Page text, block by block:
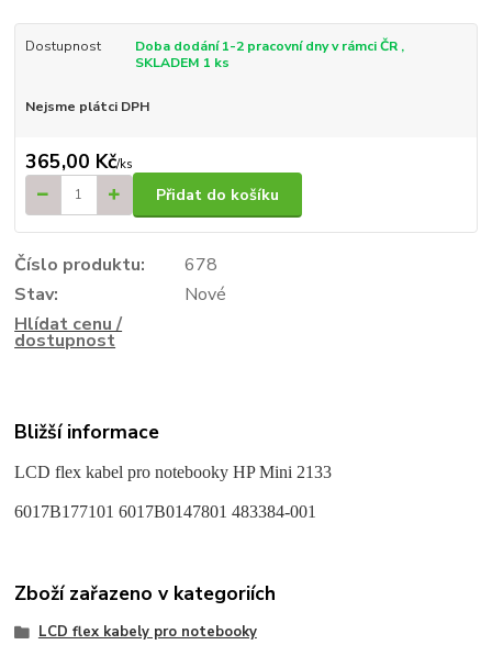
Dostupnost
Doba dodání 1-2 pracovní dny v rámci ČR ,
SKLADEM 1 ks
Nejsme plátci DPH
365,00 Kč/ks
Přidat do košíku
Číslo produktu:
678
Stav:
Nové
Hlídat cenu /
dostupnost
Bližší informace
LCD flex kabel pro notebooky HP Mini 2133
6017B177101 6017B0147801 483384-001
Zboží zařazeno v kategoriích
LCD flex kabely pro notebooky